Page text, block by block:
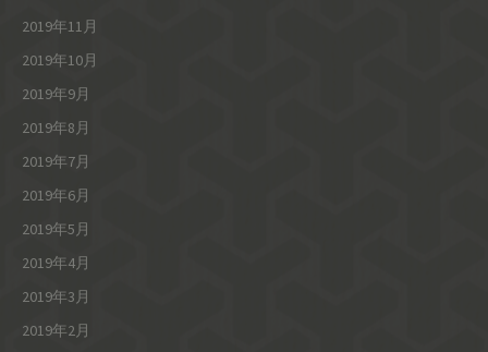
2019年11月
2019年10月
2019年9月
2019年8月
2019年7月
2019年6月
2019年5月
2019年4月
2019年3月
2019年2月